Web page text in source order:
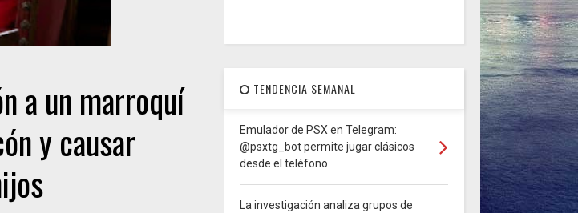
a un marroquí
y causar
TENDENCIA SEMANAL
Emulador de PSX en Telegram:
@psxtg_bot permite jugar clásicos
desde el teléfono
La investigación analiza grupos de